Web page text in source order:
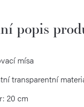
popis
mísa
transparentní
20 cm